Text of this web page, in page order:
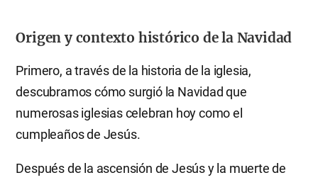
Origen y contexto histórico de la Navidad
Primero, a través de la historia de la iglesia,
descubramos cómo surgió la Navidad que
numerosas iglesias celebran hoy como el
cumpleaños de Jesús.
Después de la ascensión de Jesús y la muerte de